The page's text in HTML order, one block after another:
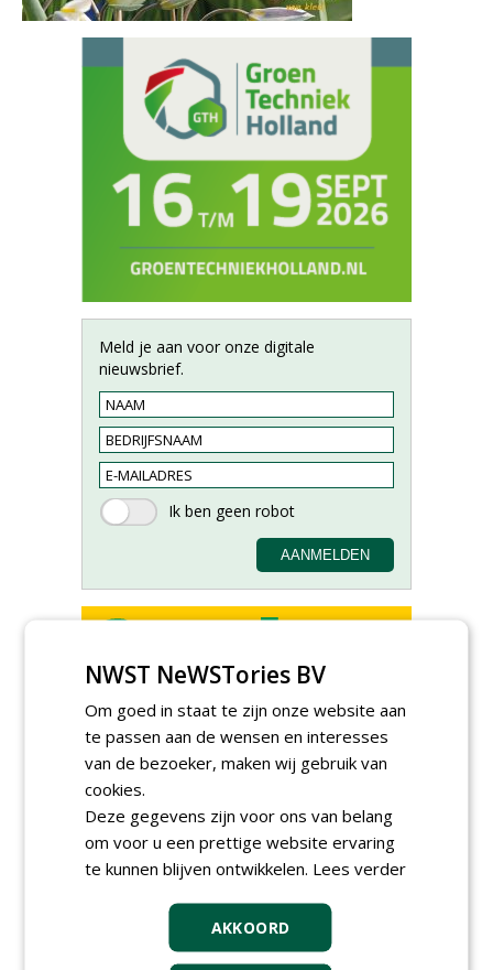
Meld je aan voor onze digitale
nieuwsbrief.
magazijnmedewerker
(fulltime) bij DSV zaden
Nederland B.V.
06-08-2026, Ven Zelderheide
Sportvelden bij
Werkorganisatie BUCH
09-07-2026, Castricum en Uitgeest
Nederland; regio Noord &
regio Zuid
18-06-2026, Noord & regio Zuid
NWST NeWSTories BV
Om goed in staat te zijn onze website aan
te passen aan de wensen en interesses
van de bezoeker, maken wij gebruik van
cookies.
Deze gegevens zijn voor ons van belang
om voor u een prettige website ervaring
te kunnen blijven ontwikkelen. Lees verder
AKKOORD